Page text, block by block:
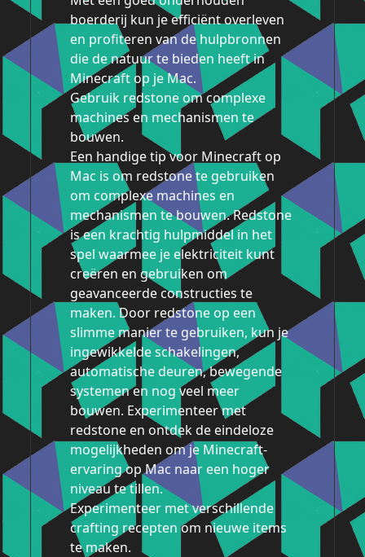
boerderij kun je efficiënt overleven
en profiteren van de hulpbronnen
die de natuur te bieden heeft in
Minecraft op je Mac.
Gebruik redstone om complexe
machines en mechanismen te
bouwen.
Een handige tip voor Minecraft op
Mac is om redstone te gebruiken
om complexe machines en
mechanismen te bouwen. Redstone
is een krachtig hulpmiddel in het
spel waarmee je elektriciteit kunt
creëren en gebruiken om
geavanceerde constructies te
maken. Door redstone op een
slimme manier te gebruiken, kun je
ingewikkelde schakelingen,
automatische deuren, bewegende
systemen en nog veel meer
bouwen. Experimenteer met
redstone en ontdek de eindeloze
mogelijkheden om je Minecraft-
ervaring op Mac naar een hoger
niveau te tillen.
Experimenteer met verschillende
crafting recepten om nieuwe items
te maken.